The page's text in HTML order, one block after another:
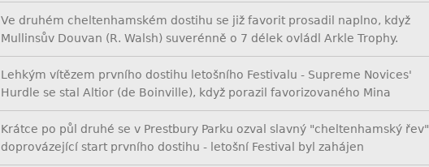
Ve druhém cheltenhamském dostihu se již favorit prosadil naplno, když
Mullinsův Douvan (R. Walsh) suverénně o 7 délek ovládl Arkle Trophy.
Lehkým vítězem prvního dostihu letošního Festivalu - Supreme Novices'
Hurdle se stal Altior (de Boinville), když porazil favorizovaného Mina
Krátce po půl druhé se v Prestbury Parku ozval slavný "cheltenhamský řev"
doprovázející start prvního dostihu - letošní Festival byl zahájen